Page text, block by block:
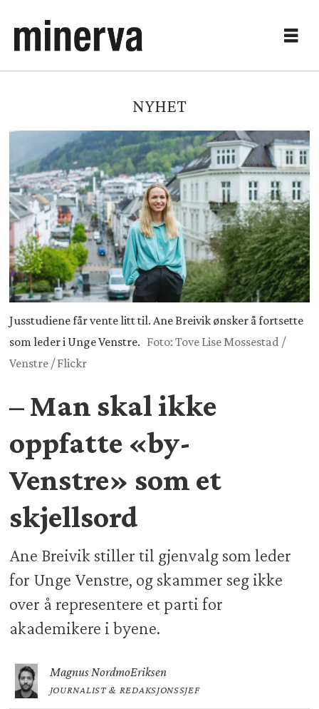
NYHET
Jusstudiene får vente litt til. Ane Breivik ønsker å fortsette
som leder i Unge Venstre. Foto: Tove Lise Mossestad /
Venstre / Flickr
– Man skal ikke
oppfatte «by-
Venstre» som et
skjellsord
Ane Breivik stiller til gjenvalg som leder
for Unge Venstre, og skammer seg ikke
over å representere et parti for
akademikere i byene.
Magnus NordmoEriksen
JOURNALIST & REDAKSJONSSJEF